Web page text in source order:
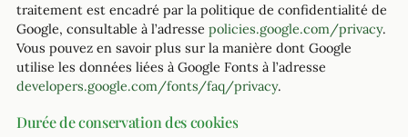
traitement est encadré par la politique de confidentialité de
Google, consultable à l’adresse policies.google.com/privacy.
Vous pouvez en savoir plus sur la manière dont Google
utilise les données liées à Google Fonts à l’adresse
developers.google.com/fonts/faq/privacy.
Durée de conservation des cookies